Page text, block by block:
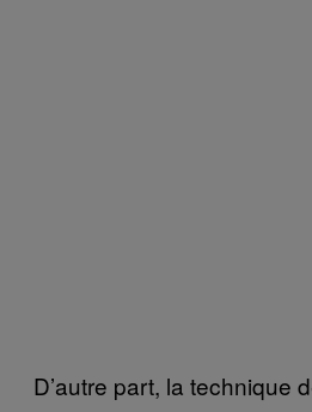
D’autre part, la technique